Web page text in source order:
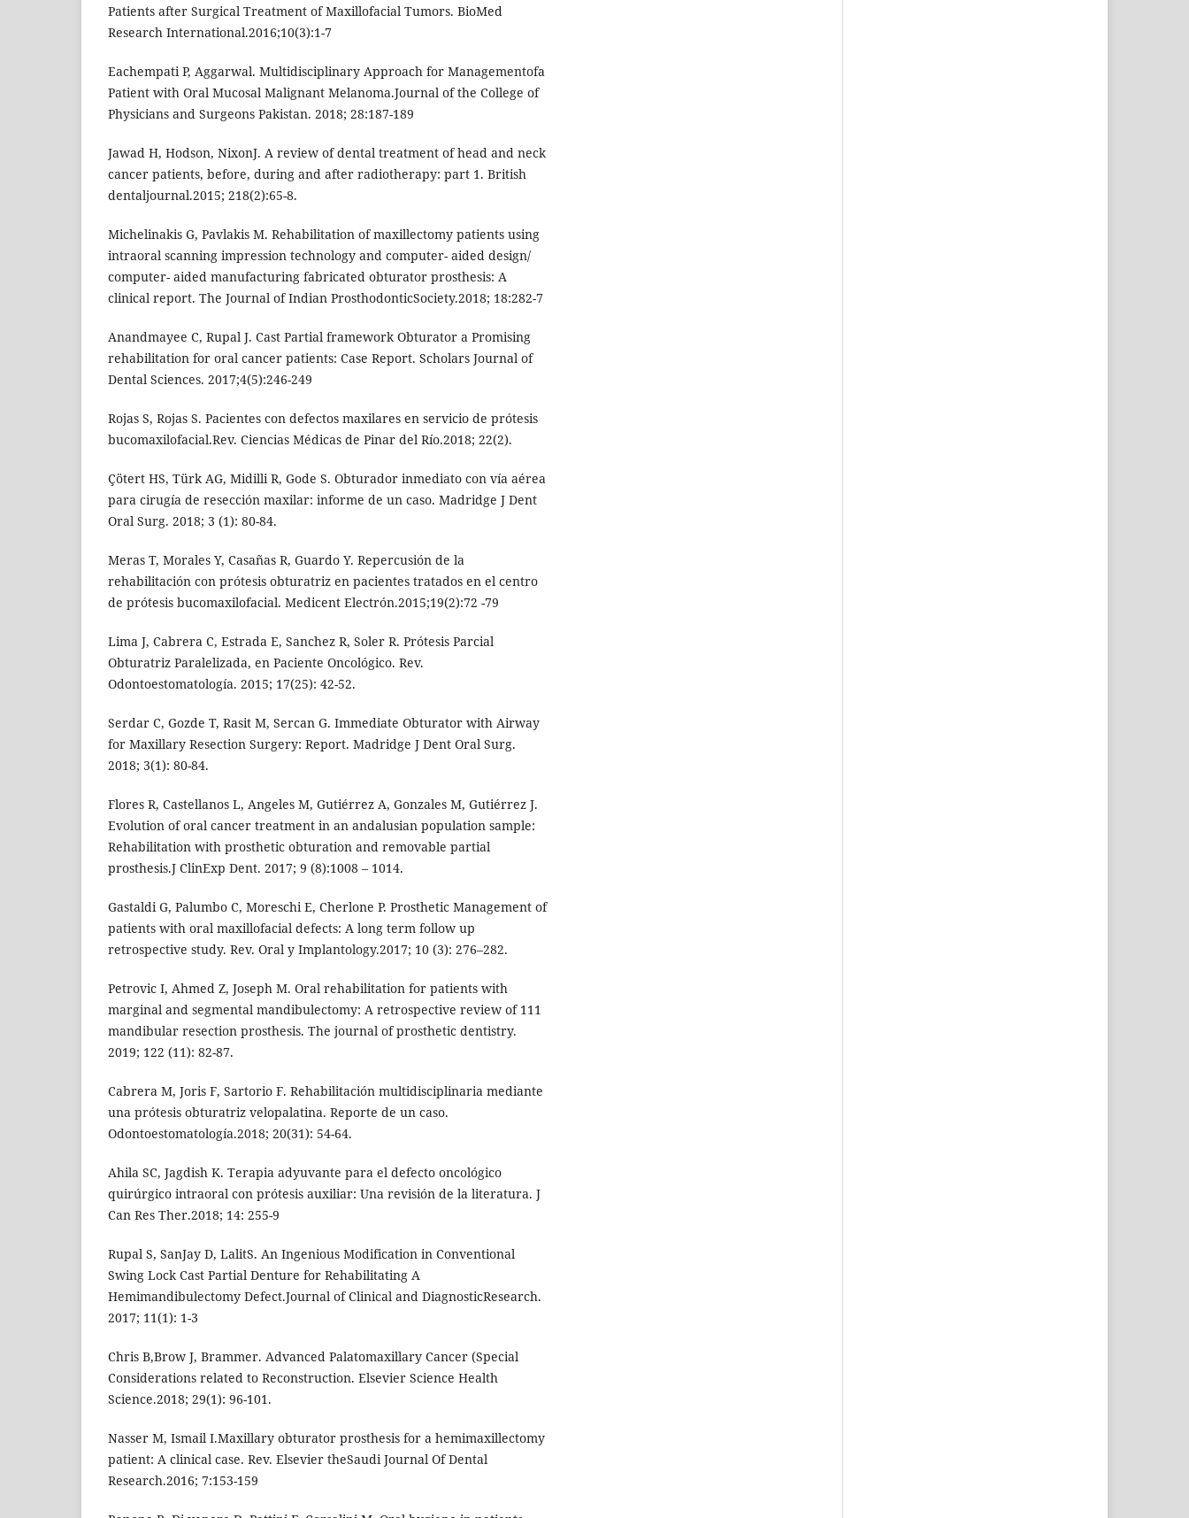
Patients after Surgical Treatment of Maxillofacial Tumors. BioMed
Research International.2016;10(3):1-7
Eachempati P, Aggarwal. Multidisciplinary Approach for Managementofa
Patient with Oral Mucosal Malignant Melanoma.Journal of the College of
Physicians and Surgeons Pakistan. 2018; 28:187-189
Jawad H, Hodson, NixonJ. A review of dental treatment of head and neck
cancer patients, before, during and after radiotherapy: part 1. British
dentaljournal.2015; 218(2):65-8.
Michelinakis G, Pavlakis M. Rehabilitation of maxillectomy patients using
intraoral scanning impression technology and computer- aided design/
computer- aided manufacturing fabricated obturator prosthesis: A
clinical report. The Journal of Indian ProsthodonticSociety.2018; 18:282-7
Anandmayee C, Rupal J. Cast Partial framework Obturator a Promising
rehabilitation for oral cancer patients: Case Report. Scholars Journal of
Dental Sciences. 2017;4(5):246-249
Rojas S, Rojas S. Pacientes con defectos maxilares en servicio de prótesis
bucomaxilofacial.Rev. Ciencias Médicas de Pinar del Río.2018; 22(2).
Çötert HS, Türk AG, Midilli R, Gode S. Obturador inmediato con vía aérea
para cirugía de resección maxilar: informe de un caso. Madridge J Dent
Oral Surg. 2018; 3 (1): 80-84.
Meras T, Morales Y, Casañas R, Guardo Y. Repercusión de la
rehabilitación con prótesis obturatriz en pacientes tratados en el centro
de prótesis bucomaxilofacial. Medicent Electrón.2015;19(2):72 -79
Lima J, Cabrera C, Estrada E, Sanchez R, Soler R. Prótesis Parcial
Obturatriz Paralelizada, en Paciente Oncológico. Rev.
Odontoestomatología. 2015; 17(25): 42-52.
Serdar C, Gozde T, Rasit M, Sercan G. Immediate Obturator with Airway
for Maxillary Resection Surgery: Report. Madridge J Dent Oral Surg.
2018; 3(1): 80-84.
Flores R, Castellanos L, Angeles M, Gutiérrez A, Gonzales M, Gutiérrez J.
Evolution of oral cancer treatment in an andalusian population sample:
Rehabilitation with prosthetic obturation and removable partial
prosthesis.J ClinExp Dent. 2017; 9 (8):1008 – 1014.
Gastaldi G, Palumbo C, Moreschi E, Cherlone P. Prosthetic Management of
patients with oral maxillofacial defects: A long term follow up
retrospective study. Rev. Oral y Implantology.2017; 10 (3): 276–282.
Petrovic I, Ahmed Z, Joseph M. Oral rehabilitation for patients with
marginal and segmental mandibulectomy: A retrospective review of 111
mandibular resection prosthesis. The journal of prosthetic dentistry.
2019; 122 (11): 82-87.
Cabrera M, Joris F, Sartorio F. Rehabilitación multidisciplinaria mediante
una prótesis obturatriz velopalatina. Reporte de un caso.
Odontoestomatología.2018; 20(31): 54-64.
Ahila SC, Jagdish K. Terapia adyuvante para el defecto oncológico
quirúrgico intraoral con prótesis auxiliar: Una revisión de la literatura. J
Can Res Ther.2018; 14: 255-9
Rupal S, SanJay D, LalitS. An Ingenious Modification in Conventional
Swing Lock Cast Partial Denture for Rehabilitating A
Hemimandibulectomy Defect.Journal of Clinical and DiagnosticResearch.
2017; 11(1): 1-3
Chris B,Brow J, Brammer. Advanced Palatomaxillary Cancer (Special
Considerations related to Reconstruction. Elsevier Science Health
Science.2018; 29(1): 96-101.
Nasser M, Ismail I.Maxillary obturator prosthesis for a hemimaxillectomy
patient: A clinical case. Rev. Elsevier theSaudi Journal Of Dental
Research.2016; 7:153-159